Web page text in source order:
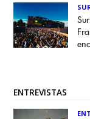
ENTREVISTAS